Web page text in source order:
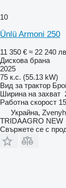
10
Ünlü Armoni 250
11 350 € ≈ 22 240
Дискова брана
2025
75 к.с. (55.13 kW)
Вид за трактор
Ширина на захват
Работна скорост
Украйна,
TRIDAAGRO NEW
Свържете се с